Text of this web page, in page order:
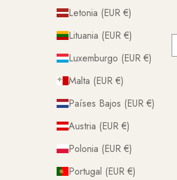
Letonia (EUR €)
Lituania (EUR €)
Luxemburgo (EUR €)
Malta (EUR €)
Países Bajos (EUR €)
Austria (EUR €)
Polonia (EUR €)
Portugal (EUR €)